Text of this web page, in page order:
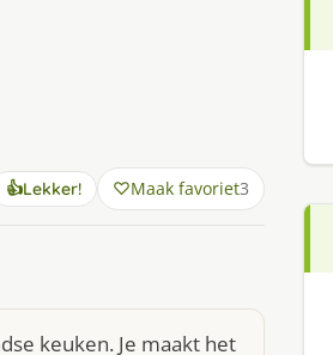
👍Lekker! Maak favoriet3
keuken. Je maakt het